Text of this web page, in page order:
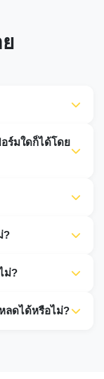
ร์ชันดั้งเดิมจาก
หรือ Google
รัสหรือมัลแวร์
ร์มใดก็ได้โดย
งไรก็ตาม บาง
จเสมอว่าแอปใช้
ช้ทุกคน
?
โดยใช้
อร์ชันเว็บและแอ
ม่?
ห้ผู้ใช้สามารถดู
ายในแอป
ลดได้หรือไม่?